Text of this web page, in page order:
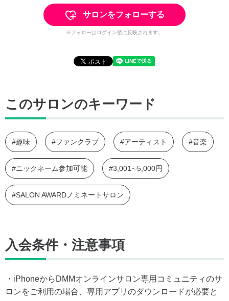
サロンをフォローする
※フォローはログイン後に反映されます。
このサロンのキーワード
#趣味 #ファンクラブ #アーティスト #音楽
#ニックネーム参加可能 #3,001∼5,000円
#SALON AWARDノミネートサロン
入会条件・注意事項
・iPhoneからDMMオンラインサロン専用コミュニティのサ
ロンをご利用の場合、専用アプリのダウンロードが必要と